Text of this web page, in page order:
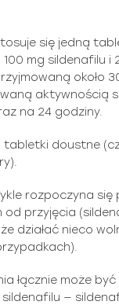
się jedną
mg sildenafilu i
około
aktywnością
na 24 godziny.
tabletki doustne
rozpoczyna się
od przyjęcia
działać nieco
łącznie może być
—